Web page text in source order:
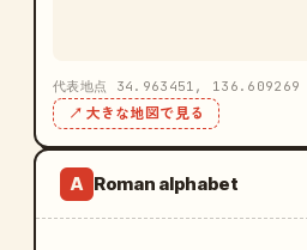
代表地点 34.963451, 136.609269
↗ 大きな地図で見る
A Roman alphabet